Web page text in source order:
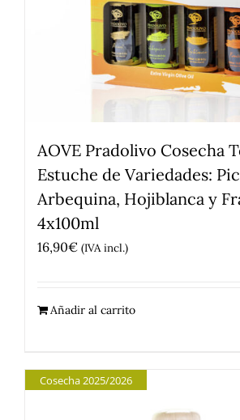
AOVE Pradolivo Cosecha
Estuche de Variedades:
Arbequina, Hojiblanca y
4x100ml
16,90€ (IVA incl.)
Añadir al carrito
Cosecha 2025/2026